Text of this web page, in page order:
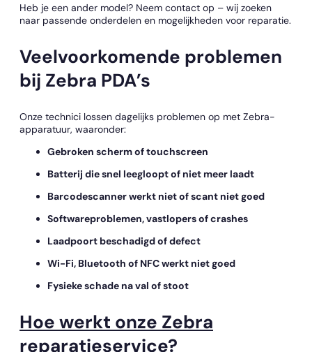
Heb je een ander model? Neem contact op – wij zoeken
naar passende onderdelen en mogelijkheden voor reparatie.
Veelvoorkomende problemen
bij Zebra PDA’s
Onze technici lossen dagelijks problemen op met Zebra-
apparatuur, waaronder:
Gebroken scherm of touchscreen
Batterij die snel leegloopt of niet meer laadt
Barcodescanner werkt niet of scant niet goed
Softwareproblemen, vastlopers of crashes
Laadpoort beschadigd of defect
Wi-Fi, Bluetooth of NFC werkt niet goed
Fysieke schade na val of stoot
Hoe werkt onze Zebra
reparatieservice?